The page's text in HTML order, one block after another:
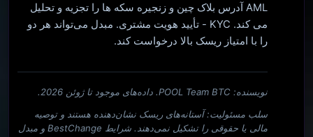
AML آدرس بلاک چین و زنجیره سکه ها را تجزیه و تحلیل
می کند. KYC - تأیید هویت مشتری. مبدل می‌تواند هر دو
را با امتیاز ریسک بالا درخواست کند.
نویسنده: POOL Team BTC. داده‌های موجود تا ژوئن 2026.
سلب مسئولیت: آستانه‌های ریسک نشان‌دهنده هستند و توصیه
مالی یا حقوقی را تشکیل نمی‌دهند. شرایط BestChange و مبدل